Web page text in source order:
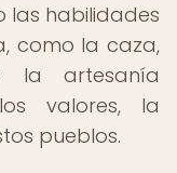
las habilidades
como la caza,
artesanía
valores, la
pueblos.